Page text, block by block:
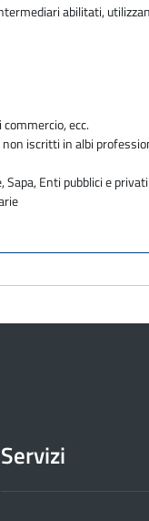
abilitati,
ecc.
iscritti in albi
Sapa, Enti pubblici e
Servizi